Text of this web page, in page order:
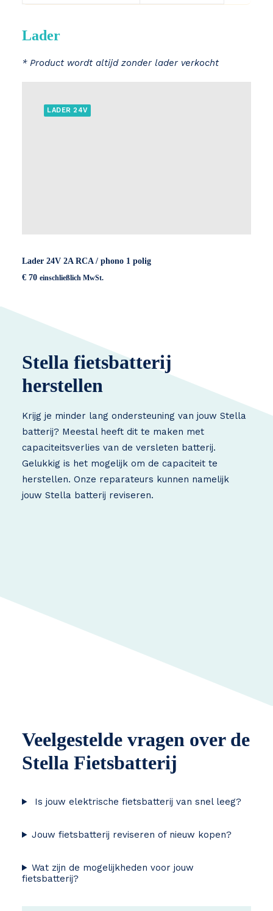
Lader
* Product wordt altijd zonder lader verkocht
LADER 24V
Lader 24V 2A RCA / phono 1 polig
€ 70 einschließlich MwSt.
Stella fietsbatterij
herstellen
Krijg je minder lang ondersteuning van jouw Stella
batterij? Meestal heeft dit te maken met
capaciteitsverlies van de versleten batterij.
Gelukkig is het mogelijk om de capaciteit te
herstellen. Onze reparateurs kunnen namelijk
jouw Stella batterij reviseren.
Veelgestelde vragen over de
Stella Fietsbatterij
Is jouw elektrische fietsbatterij van snel leeg?
Jouw fietsbatterij reviseren of nieuw kopen?
Wat zijn de mogelijkheden voor jouw
fietsbatterij?